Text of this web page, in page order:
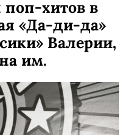
хитов в
«Да-ди-да»
Валерии,
им.